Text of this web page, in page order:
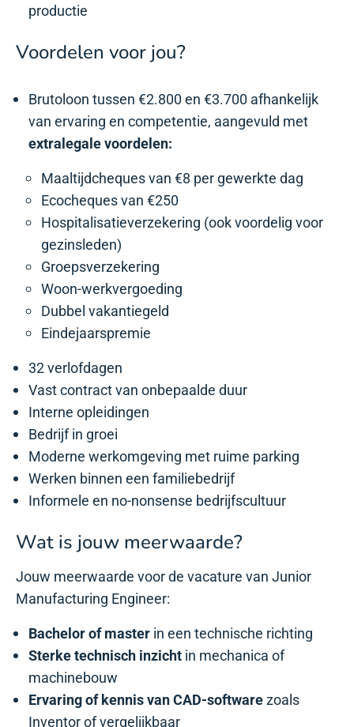
productie
Voordelen voor jou?
Brutoloon tussen €2.800 en €3.700 afhankelijk
van ervaring en competentie, aangevuld met
extralegale voordelen:
Maaltijdcheques van €8 per gewerkte dag
Ecocheques van €250
Hospitalisatieverzekering (ook voordelig voor
gezinsleden)
Groepsverzekering
Woon-werkvergoeding
Dubbel vakantiegeld
Eindejaarspremie
32 verlofdagen
Vast contract van onbepaalde duur
Interne opleidingen
Bedrijf in groei
Moderne werkomgeving met ruime parking
Werken binnen een familiebedrijf
Informele en no-nonsense bedrijfscultuur
Wat is jouw meerwaarde?
Jouw meerwaarde voor de vacature van Junior
Manufacturing Engineer:
Bachelor of master in een technische richting
Sterke technisch inzicht in mechanica of
machinebouw
Ervaring of kennis van CAD-software zoals
Inventor of vergelijkbaar